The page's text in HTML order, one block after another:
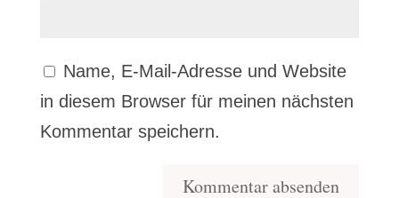
Name, E-Mail-Adresse und Website
in diesem Browser für meinen nächsten
Kommentar speichern.